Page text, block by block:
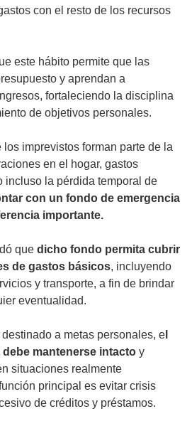
con el resto de los recursos
este hábito permite que las
y aprendan a
fortaleciendo la disciplina
de objetivos personales.
imprevistos forman parte de la
en el hogar, gastos
incluso la pérdida temporal de
con un fondo de emergencia
importante.
que dicho fondo permita cubrir
de gastos básicos, incluyendo
y transporte, a fin de brindar
eventualidad.
a metas personales, e
mantenerse intacto y
situaciones realmente
principal es evitar crisis
de créditos y préstamos.